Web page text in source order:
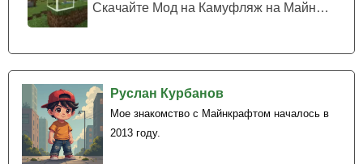
Скачайте Мод на Камуфляж на Майнкрафт...
Руслан Курбанов
Мое знакомство с Майнкрафтом началось в
2013 году.
Structures Plus
исследование значительно интереснее благодаря
продуманной генерации объектов. Постройки
появляются естественно и выглядят частью
окружающего мира.